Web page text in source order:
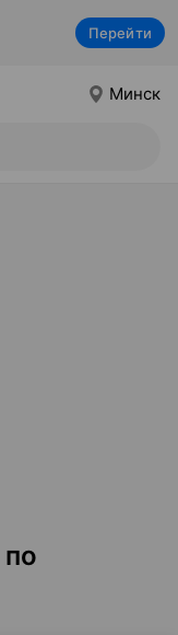
Перейти
Минск